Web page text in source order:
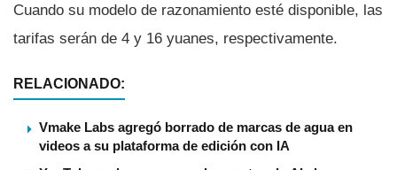
Cuando su modelo de razonamiento esté disponible, las
tarifas serán de 4 y 16 yuanes, respectivamente.
RELACIONADO:
Vmake Labs agregó borrado de marcas de agua en
videos a su plataforma de edición con IA